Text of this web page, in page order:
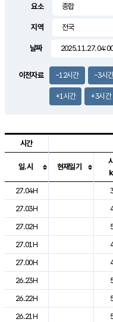
1.2
요소
지역
날짜
이전자료 -12시간 -3시
+1시간 +3시간
도시별 기상실황표로 지점,
시간
일.시 현재일기
27.04H
27.03H
27.02H
27.01H
27.00H
26.23H
26.22H
26.21H